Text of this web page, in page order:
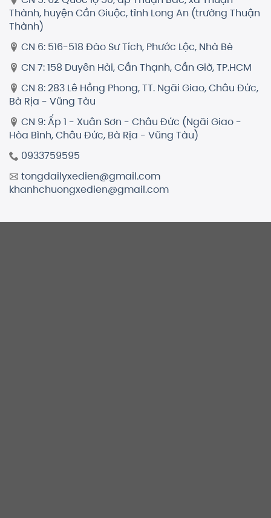
Thành, huyện Cần Giuộc, tỉnh Long An (trường Thuận
Thành)
CN 6: 516-518 Đào Sư Tích, Phước Lộc, Nhà Bè
CN 7: 158 Duyên Hải, Cần Thạnh, Cần Giờ, TP.HCM
CN 8: 283 Lê Hồng Phong, TT. Ngãi Giao, Châu Đức,
Bà Rịa - Vũng Tàu
CN 9: Ấp 1 - Xuân Sơn - Châu Đức (Ngãi Giao -
Hòa Bình, Châu Đức, Bà Rịa - Vũng Tàu)
0933759595
tongdailyxedien@gmail.com
khanhchuongxedien@gmail.com